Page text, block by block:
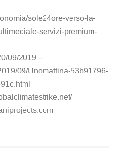
sole24ore-verso-la-
servizi-premium-
09/2019 –
09/Unomattina-53b91796-